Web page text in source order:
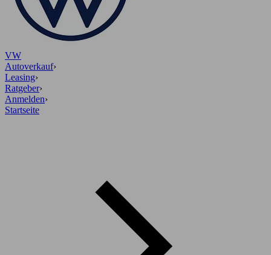
VW
Autoverkauf›
Leasing›
Ratgeber›
Anmelden›
Startseite